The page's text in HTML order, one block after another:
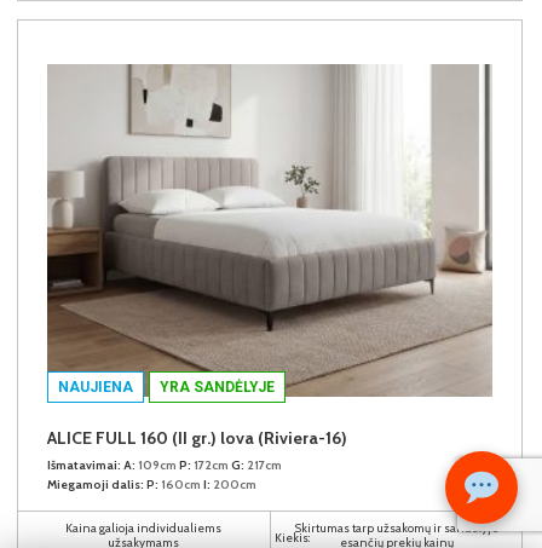
Kiekis:
NAUJIENA YRA SANDĖLYJE
ALICE FULL 160 (II gr.) lova (Riviera-16)
Išmatavimai: A: 109cm P: 172cm G: 217cm
Miegamoji dalis: P: 160cm I: 200cm
Kaina galioja individualiems
užsakymams
Skirtumas tarp užsakomų ir sandėlyje
esančių prekių kainų